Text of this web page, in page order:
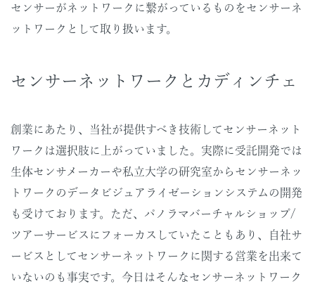
センサーがネットワークに繋がっているものをセンサーネ
ットワークとして取り扱います。
センサーネットワークとカディンチェ
創業にあたり、当社が提供すべき技術してセンサーネット
ワークは選択肢に上がっていました。実際に受託開発では
生体センサメーカーや私立大学の研究室からセンサーネッ
トワークのデータビジュアライゼーションシステムの開発
も受けております。ただ、パノラマバーチャルショップ/
ツアーサービスにフォーカスしていたこともあり、自社サ
ービスとしてセンサーネットワークに関する営業を出来て
いないのも事実です。今日はそんなセンサーネットワーク